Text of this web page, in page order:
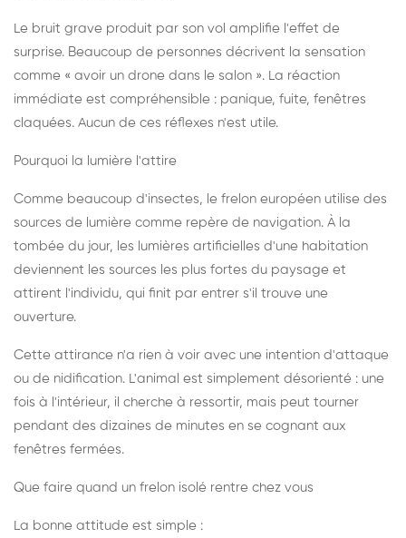
Le bruit grave produit par son vol amplifie l'effet de
surprise. Beaucoup de personnes décrivent la sensation
comme « avoir un drone dans le salon ». La réaction
immédiate est compréhensible : panique, fuite, fenêtres
claquées. Aucun de ces réflexes n'est utile.
Pourquoi la lumière l'attire
Comme beaucoup d'insectes, le frelon européen utilise des
sources de lumière comme repère de navigation. À la
tombée du jour, les lumières artificielles d'une habitation
deviennent les sources les plus fortes du paysage et
attirent l'individu, qui finit par entrer s'il trouve une
ouverture.
Cette attirance n'a rien à voir avec une intention d'attaque
ou de nidification. L'animal est simplement désorienté : une
fois à l'intérieur, il cherche à ressortir, mais peut tourner
pendant des dizaines de minutes en se cognant aux
fenêtres fermées.
Que faire quand un frelon isolé rentre chez vous
La bonne attitude est simple :